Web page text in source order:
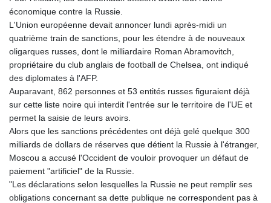
économique contre la Russie.
L'Union européenne devait annoncer lundi après-midi un
quatrième train de sanctions, pour les étendre à de nouveaux
oligarques russes, dont le milliardaire Roman Abramovitch,
propriétaire du club anglais de football de Chelsea, ont indiqué
des diplomates à l'AFP.
Auparavant, 862 personnes et 53 entités russes figuraient déjà
sur cette liste noire qui interdit l'entrée sur le territoire de l'UE et
permet la saisie de leurs avoirs.
Alors que les sanctions précédentes ont déjà gelé quelque 300
milliards de dollars de réserves que détient la Russie à l'étranger,
Moscou a accusé l'Occident de vouloir provoquer un défaut de
paiement "artificiel" de la Russie.
"Les déclarations selon lesquelles la Russie ne peut remplir ses
obligations concernant sa dette publique ne correspondent pas à